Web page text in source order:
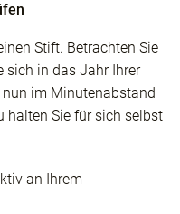
Stift. Betrachten Sie
sich in das Jahr Ihrer
im Minutenabstand
halten Sie für sich selbst
an Ihrem